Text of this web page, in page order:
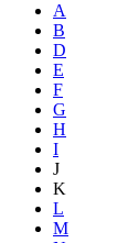
A
B
D
E
F
G
H
I
J
K
L
M